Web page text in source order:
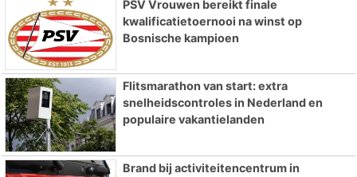
PSV Vrouwen bereikt finale
kwalificatietoernooi na winst op
Bosnische kampioen
Flitsmarathon van start: extra
snelheidscontroles in Nederland en
populaire vakantielanden
Brand bij activiteitencentrum in